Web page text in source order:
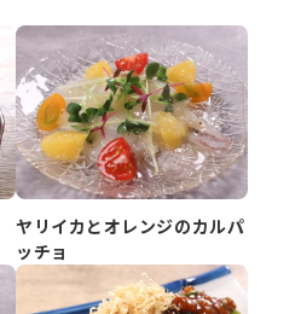
ヤリイカとオレンジのカルパ
ッチョ